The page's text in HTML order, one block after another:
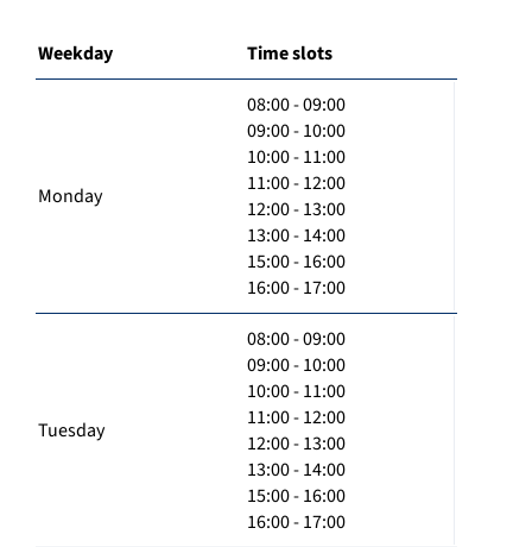
Weekday Time slots
Monday
08:00 - 09:00
09:00 - 10:00
10:00 - 11:00
11:00 - 12:00
12:00 - 13:00
13:00 - 14:00
15:00 - 16:00
16:00 - 17:00
Tuesday
08:00 - 09:00
09:00 - 10:00
10:00 - 11:00
11:00 - 12:00
12:00 - 13:00
13:00 - 14:00
15:00 - 16:00
16:00 - 17:00